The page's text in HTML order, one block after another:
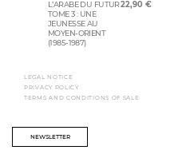
NEWSLETTER
L’ARABE DU FUTUR
TOME 3 : UNE
JEUNESSE AU
MOYEN-ORIENT
(1985-1987)
22,90 €
LEGAL NOTICE
PRIVACY POLICY
TERMS AND CONDITIONS OF SALE